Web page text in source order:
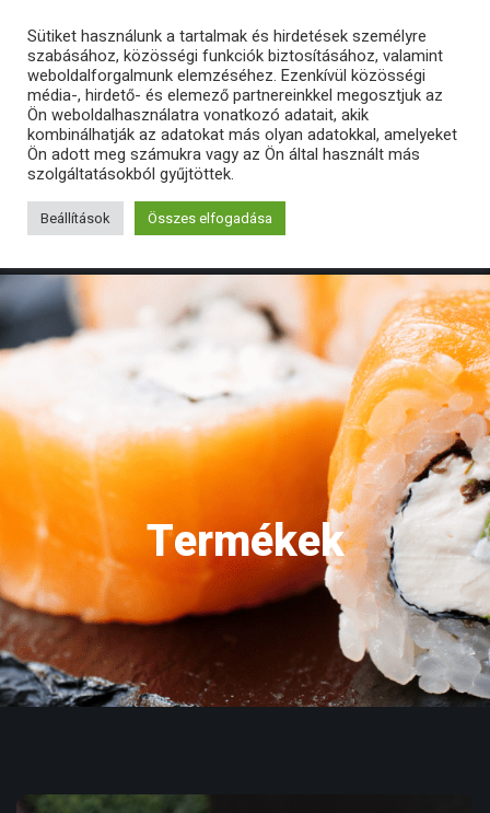
Termékek
Sütiket használunk a tartalmak és hirdetések személyre
szabásához, közösségi funkciók biztosításához, valamint
weboldalforgalmunk elemzéséhez. Ezenkívül közösségi
média-, hirdető- és elemező partnereinkkel megosztjuk az
Ön weboldalhasználatra vonatkozó adatait, akik
kombinálhatják az adatokat más olyan adatokkal, amelyeket
Ön adott meg számukra vagy az Ön által használt más
szolgáltatásokból gyűjtöttek.
Beállítások Összes elfogadása